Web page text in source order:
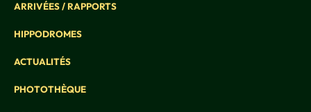
ARRIVÉES / RAPPORTS
HIPPODROMES
ACTUALITÉS
PHOTOTHÈQUE